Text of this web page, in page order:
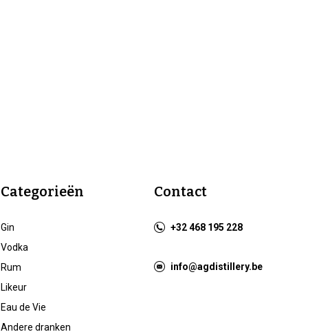
Categorieën
Gin
Vodka
Rum
Likeur
Eau de Vie
Andere dranken
Contact
+32 468 195 228
info@agdistillery.be